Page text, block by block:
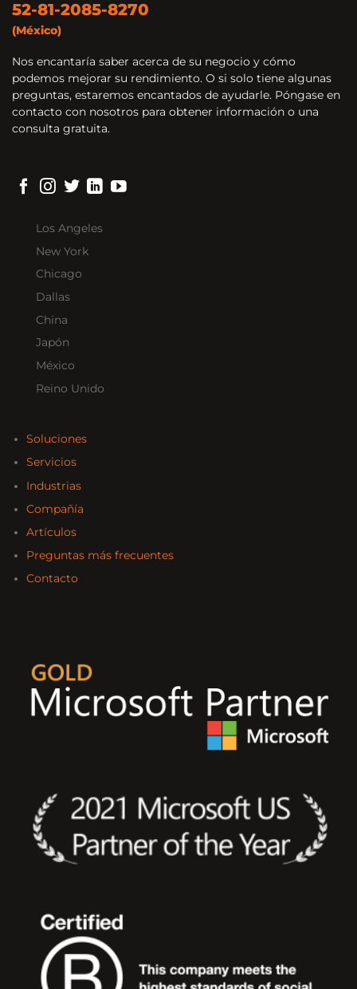
52-81-2085-8270
(México)
Nos encantaría saber acerca de su negocio y cómo
podemos mejorar su rendimiento. O si solo tiene algunas
preguntas, estaremos encantados de ayudarle. Póngase en
contacto con nosotros para obtener información o una
consulta gratuita.
Los Angeles
New York
Chicago
Dallas
China
Japón
México
Reino Unido
Soluciones
Servicios
Industrias
Compañía
Artículos
Preguntas más frecuentes
Contacto